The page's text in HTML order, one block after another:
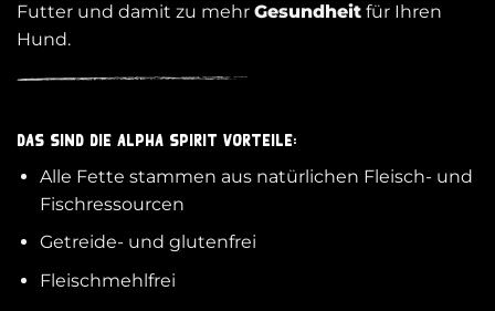
Futter und damit zu mehr Gesundheit für Ihren
Hund.
Das sind die alpha spirit Vorteile:
Alle Fette stammen aus natürlichen Fleisch- und
Fischressourcen
Getreide- und glutenfrei
Fleischmehlfrei